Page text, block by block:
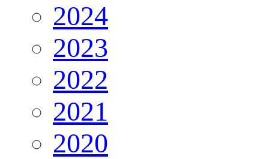
2024
2023
2022
2021
2020